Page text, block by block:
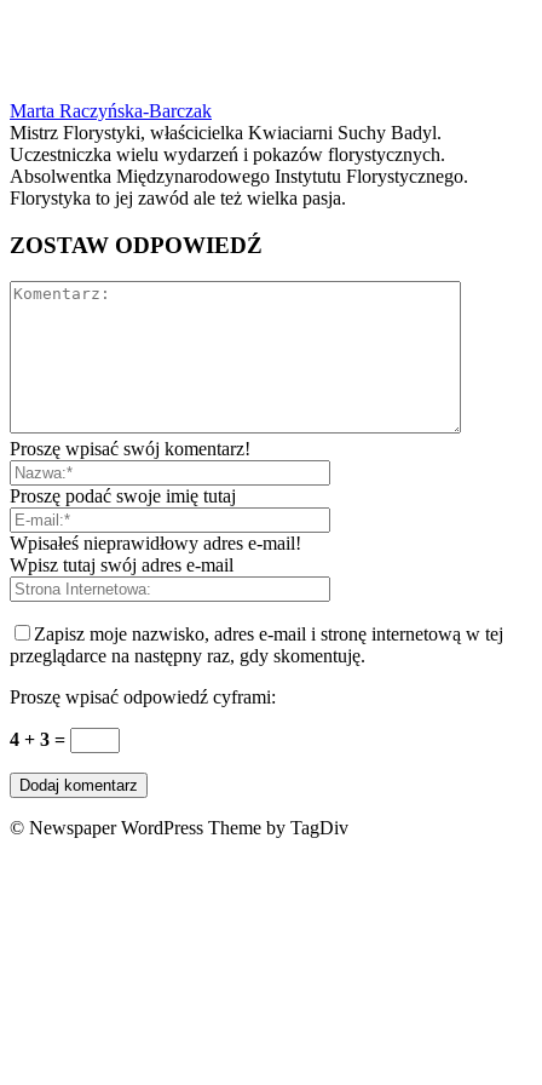
Marta Raczyńska-Barczak
Mistrz Florystyki, właścicielka Kwiaciarni Suchy Badyl.
Uczestniczka wielu wydarzeń i pokazów florystycznych.
Absolwentka Międzynarodowego Instytutu Florystycznego.
Florystyka to jej zawód ale też wielka pasja.
ZOSTAW ODPOWIEDŹ
Proszę wpisać swój komentarz!
Proszę podać swoje imię tutaj
Wpisałeś nieprawidłowy adres e-mail!
Wpisz tutaj swój adres e-mail
Zapisz moje nazwisko, adres e-mail i stronę internetową w tej
przeglądarce na następny raz, gdy skomentuję.
Proszę wpisać odpowiedź cyframi:
4 + 3 =
© Newspaper WordPress Theme by TagDiv